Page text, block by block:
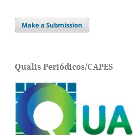
Make a Submission
Qualis Periódicos/CAPES